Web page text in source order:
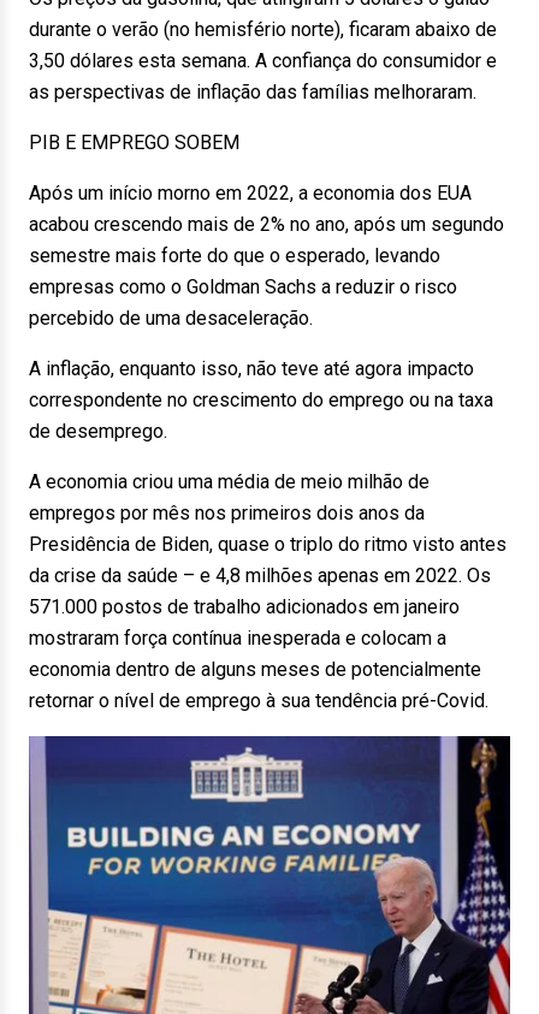
durante o verão (no hemisfério norte), ficaram abaixo de
3,50 dólares esta semana. A confiança do consumidor e
as perspectivas de inflação das famílias melhoraram.
PIB E EMPREGO SOBEM
Após um início morno em 2022, a economia dos EUA
acabou crescendo mais de 2% no ano, após um segundo
semestre mais forte do que o esperado, levando
empresas como o Goldman Sachs a reduzir o risco
percebido de uma desaceleração.
A inflação, enquanto isso, não teve até agora impacto
correspondente no crescimento do emprego ou na taxa
de desemprego.
A economia criou uma média de meio milhão de
empregos por mês nos primeiros dois anos da
Presidência de Biden, quase o triplo do ritmo visto antes
da crise da saúde – e 4,8 milhões apenas em 2022. Os
571.000 postos de trabalho adicionados em janeiro
mostraram força contínua inesperada e colocam a
economia dentro de alguns meses de potencialmente
retornar o nível de emprego à sua tendência pré-Covid.